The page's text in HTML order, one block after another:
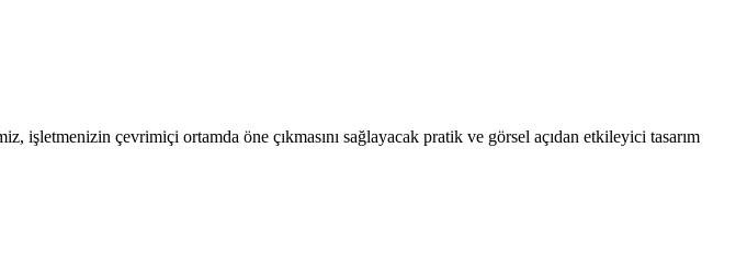
çevrimiçi ortamda öne çıkmasını sağlayacak pratik ve görsel açıdan etkileyici tasarım